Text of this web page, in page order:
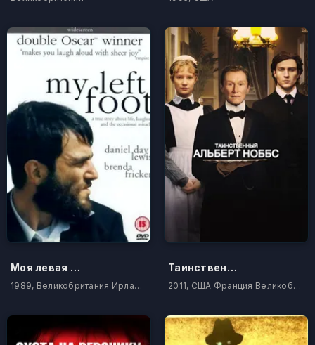
Моя левая нога
1989, Великобритания Ирландия
Таинственный Альберт Ноббс
2011, США Франция Великобритания Ирландия